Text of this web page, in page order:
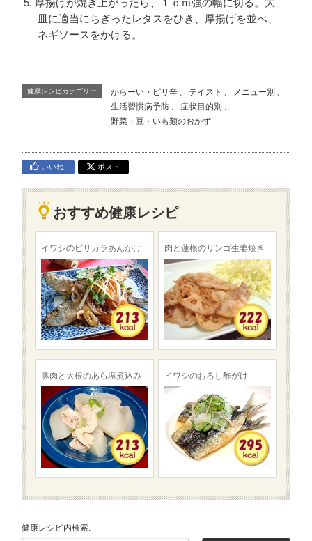
厚揚げが焼き上がったら、１ｃｍ強の幅に切る。大
皿に適当にちぎったレタスをひき、厚揚げを並べ、
ネギソースをかける。
健康レシピカテゴリー からーい・ピリ辛 、 テイスト 、 メニュー別 、
生活習慣病予防 、 症状目的別 、
野菜・豆・いも類のおかず
いいね! ポスト
おすすめ健康レシピ
イワシのピリカラあんかけ 肉と蓮根のリンゴ生姜焼き
豚肉と大根のあら塩煮込み イワシのおろし酢がけ
健康レシピ内検索: